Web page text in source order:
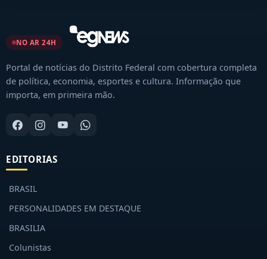
NO AR 24H
Portal de notícias do Distrito Federal com cobertura completa
de política, economia, esportes e cultura. Informação que
importa, em primeira mão.
EDITORIAS
BRASIL
PERSONALIDADES EM DESTAQUE
BRASILIA
Colunistas